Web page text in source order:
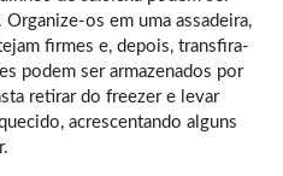
os em uma assadeira,
firmes e, depois, transfira-
podem ser armazenados por
retirar do freezer e levar
acrescentando alguns